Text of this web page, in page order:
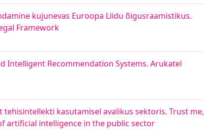
kujunevas Euroopa Liidu õigusraamistikus.
Framework
Intelligent Recommendation Systems. Arukatel
kasutamisel avalikus sektoris. Trust me,
artificial intelligence in the public sector